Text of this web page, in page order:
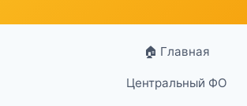
🏠 Главная
Центральный ФО